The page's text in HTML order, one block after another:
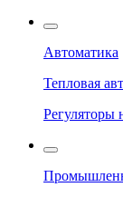
Автоматика
Тепловая
Регуляторы